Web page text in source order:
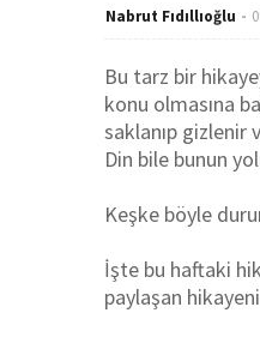
Nabrut Fıdıllıoğlu
Bu tarz bir
konu olmasına
saklanıp gizlenir
Din bile bunun
Keşke böyle
İşte bu haftaki
paylaşan